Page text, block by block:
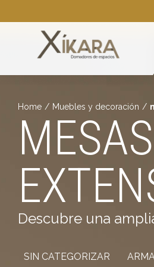
Home / Muebles y decoración /
Descubre una
SIN CATEGORIZAR